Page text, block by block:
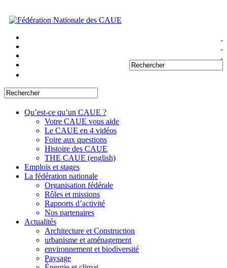
Qu’est-ce qu’un CAUE ?
Votre CAUE vous aide
Le CAUE en 4 vidéos
Foire aux questions
Histoire des CAUE
THE CAUE (english)
Emplois et stages
La fédération nationale
Organisation fédérale
Rôles et missions
Rapports d’activité
Nos partenaires
Actualités
Architecture et Construction
urbanisme et aménagement
environnement et biodiversité
Paysage